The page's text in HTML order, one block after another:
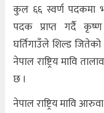
कुल ६६ स्वर्ण पदकमा
पदक प्राप्त गर्दै कृष्ण
घर्तिगाउँले शिल्ड
नेपाल राष्ट्रिय मावि
छ ।
नेपाल राष्ट्रिय मावि